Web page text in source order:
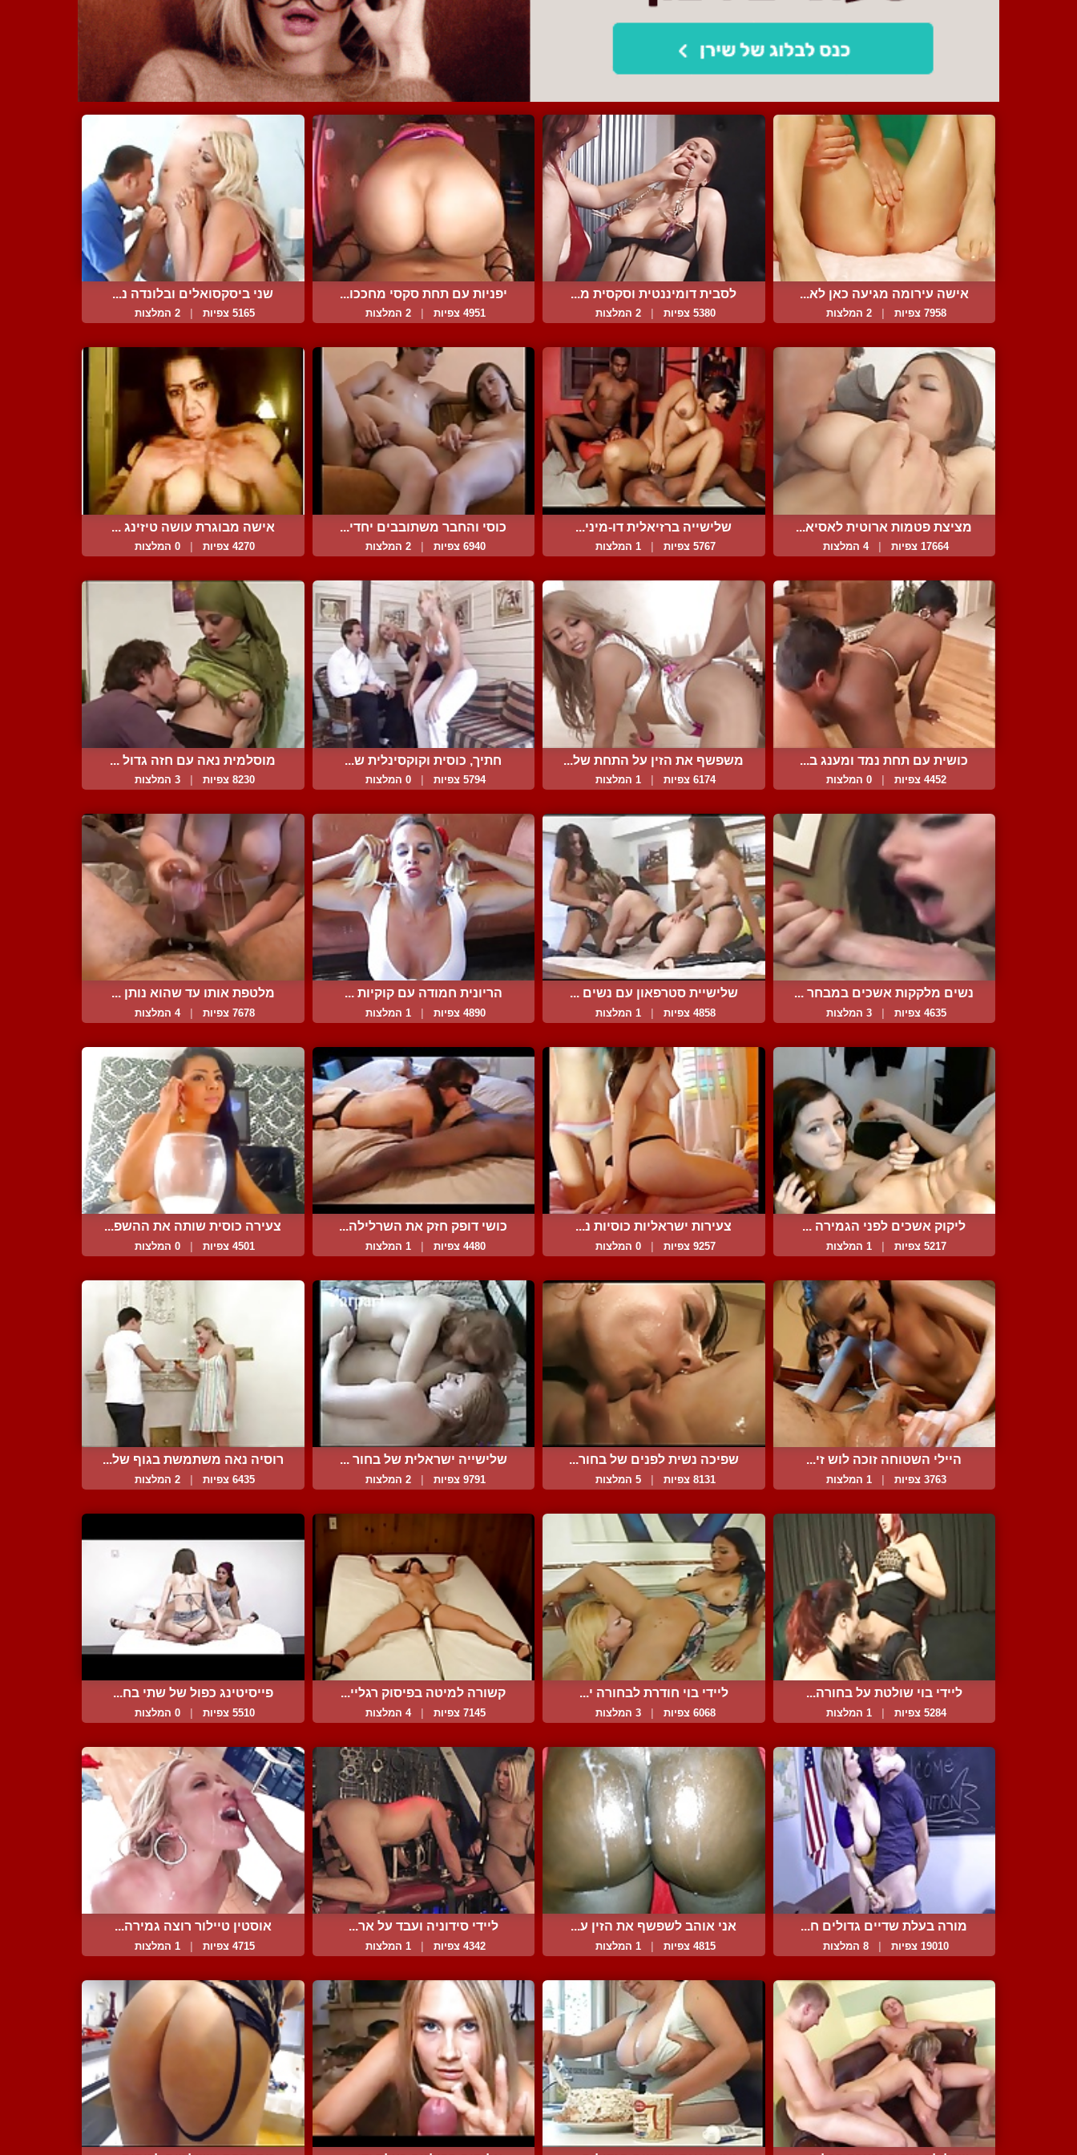
אישה עירומה מגיעה כאן לא...
7958 צפיות 2 המלצות
לסבית דומיננטית וסקסית מ...
5380 צפיות 2 המלצות
יפניות עם תחת סקסי מחככו...
4951 צפיות 2 המלצות
שני ביסקסואלים ובלונדה נ...
5165 צפיות 2 המלצות
מציצת פטמות ארוטית לאסיא...
17664 צפיות 4 המלצות
שלישייה ברזיאלית דו-מיני...
5767 צפיות 1 המלצות
כוסי והחבר משתובבים יחדי...
6940 צפיות 2 המלצות
אישה מבוגרת עושה טיזינג ...
4270 צפיות 0 המלצות
כושית עם תחת נמד ומענג ב...
4452 צפיות 0 המלצות
משפשף את הזין על התחת של...
6174 צפיות 1 המלצות
חתיך, כוסית וקוקסינלית ש...
5794 צפיות 0 המלצות
מוסלמית נאה עם חזה גדול ...
8230 צפיות 3 המלצות
נשים מלקקות אשכים במבחר ...
4635 צפיות 3 המלצות
שלישיית סטרפאון עם נשים ...
4858 צפיות 1 המלצות
הריונית חמודה עם קוקיות ...
4890 צפיות 1 המלצות
מלטפת אותו עד שהוא נותן ...
7678 צפיות 4 המלצות
ליקוק אשכים לפני הגמירה ...
5217 צפיות 1 המלצות
צעירות ישראליות כוסיות נ...
9257 צפיות 0 המלצות
כושי דופק חזק את השרלילה...
4480 צפיות 1 המלצות
צעירה כוסית שותה את ההשפ...
4501 צפיות 0 המלצות
היילי השטוחה זוכה לוש זי...
3763 צפיות 1 המלצות
שפיכה נשית לפנים של בחור...
8131 צפיות 5 המלצות
שלישייה ישראלית של בחור ...
9791 צפיות 2 המלצות
רוסיה נאה משתמשת בגוף של...
6435 צפיות 2 המלצות
ליידי בוי שולטת על בחורה...
5284 צפיות 1 המלצות
ליידי בוי חודרת לבחורה י...
6068 צפיות 3 המלצות
קשורה למיטה בפיסוק רגליי...
7145 צפיות 4 המלצות
פייסיטינג כפול של שתי בח...
5510 צפיות 0 המלצות
מורה בעלת שדיים גדולים ח...
19010 צפיות 8 המלצות
אני אוהב לשפשף את הזין ע...
4815 צפיות 1 המלצות
ליידי סידוניה ועבד על אר...
4342 צפיות 1 המלצות
אוסטין טיילור רוצה גמירה...
4715 צפיות 1 המלצות